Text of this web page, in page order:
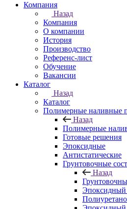
Компания
Назад
Компания
О компании
История
Производство
Референс-лист
Обучение
Вакансии
Каталог
Назад
Каталог
Полимерные наливные
Назад
Полимерные
Готовые решения
Эпоксидные
Антистатические
Грунтовочные
Назад
Эпоксидный